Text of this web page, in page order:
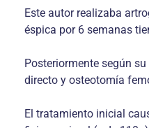
Este autor realizaba
éspica por 6 semanas
Posteriormente según
directo y osteotomía
El tratamiento inicial